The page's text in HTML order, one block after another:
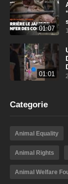
01:07
01:01
Categorie
Animal Equality
Animal Rights
Animal Welfare